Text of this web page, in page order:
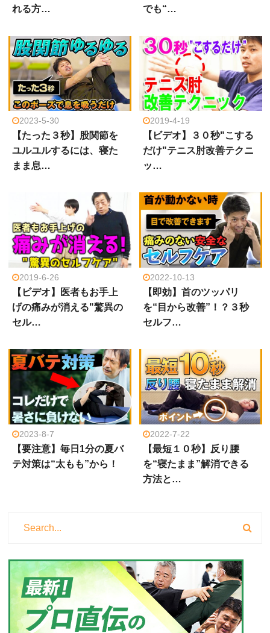
れる方… でも“…
2023-5-30
【たった３秒】股関節を
ユルユルするには、寝た
まま息…
2019-4-19
【ビデオ】３０秒"こする
だけ"テニス肘改善テクニ
ッ…
2019-6-26
【ビデオ】医者もお手上
げの痛みが消える"驚異の
セル…
2022-10-13
【即効】首のツッパリ
を“目から改善”！？３秒
セルフ…
2023-8-7
【要注意】毎日1分の夏バ
テ対策は“太もも”から！
2022-7-22
【最短１０秒】反り腰
を“寝たまま”解消できる
方法と…